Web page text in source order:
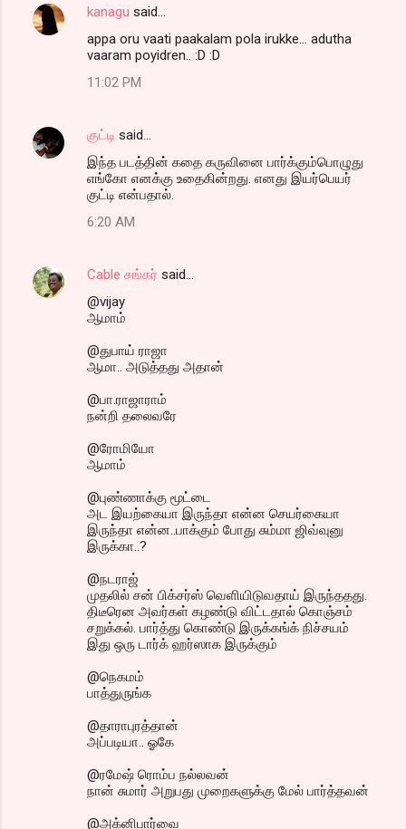
kanagu said…
appa oru vaati paakalam pola irukke... adutha
vaaram poyidren.. :D :D
11:02 PM
குட்டி said…
இந்த படத்தின் கதை கருவினை பார்க்கும்பொழுது
எங்கோ எனக்கு உதைகின்றது. எனது இயர்பெயர்
குட்டி என்பதால்.
6:20 AM
Cable சங்கர் said…
@vijay
ஆமாம்
@துபாய் ராஜா
ஆமா.. அடுத்தது அதான்
@பா.ராஜாராம்
நன்றி தலைவரே
@ரோமியோ
ஆமாம்
@புண்ணாக்கு மூட்டை
அட இயற்கையா இருந்தா என்ன செயர்கையா
இருந்தா என்ன..பாக்கும் போது சும்மா ஜிவ்வுனு
இருக்கா..?
@நடராஜ்
முதலில் சன் பிக்சர்ஸ் வெளியிடுவதாய் இருந்ததது.
திடீரென அவர்கள் கழண்டு விட்டதால் கொஞ்சம்
சறுக்கல். பார்த்து கொண்டு இருக்கங்க் நிச்சயம்
இது ஒரு டார்க் ஹர்ஸாக இருக்கும்
@நெகமம்
பாத்துருங்க
@தாராபுரத்தான்
அப்படியா.. ஓகே
@ரமேஷ் ரொம்ப நல்லவன்
நான் சுமார் அறுபது முறைகளுக்கு மேல் பார்த்தவன்
@அக்னிபார்வை